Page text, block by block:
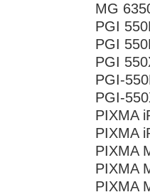
MG
PGI
PGI
PGI
PGI-
PGI-
PIXMA
PIXMA
PIXMA
PIXMA
PIXMA